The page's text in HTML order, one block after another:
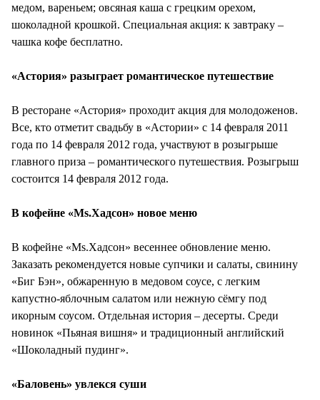
медом, вареньем; овсяная каша с грецким орехом,
шоколадной крошкой. Специальная акция: к завтраку –
чашка кофе бесплатно.
«Астория» разыграет романтическое путешествие
В ресторане «Астория» проходит акция для молодоженов.
Все, кто отметит свадьбу в «Астории» с 14 февраля 2011
года по 14 февраля 2012 года, участвуют в розыгрыше
главного приза – романтического путешествия. Розыгрыш
состоится 14 февраля 2012 года.
В кофейне «Ms.Хадсон» новое меню
В кофейне «Ms.Хадсон» весеннее обновление меню.
Заказать рекомендуется новые супчики и салаты, свинину
«Биг Бэн», обжаренную в медовом соусе, с легким
капустно-яблочным салатом или нежную сёмгу под
икорным соусом. Отдельная история – десерты. Среди
новинок «Пьяная вишня» и традиционный английский
«Шоколадный пудинг».
«Баловень» увлекся суши